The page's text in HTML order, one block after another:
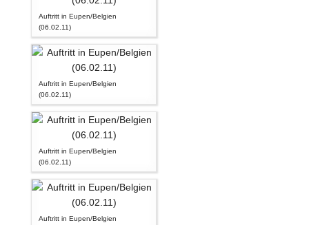
Auftritt in Eupen/Belgien
(06.02.11)
Auftritt in Eupen/Belgien
(06.02.11)
Auftritt in Eupen/Belgien
(06.02.11)
Auftritt in Eupen/Belgien